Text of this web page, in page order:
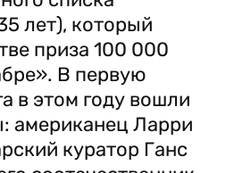
лет), который
приза 100 000
В первую
в этом году вошли
американец Ларри
куратор Ганс